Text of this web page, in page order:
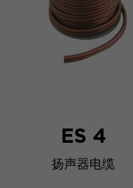
ES 4
扬声器电缆